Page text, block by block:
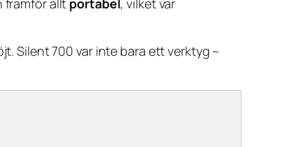
Silent 700 var inte bara ett verktyg –